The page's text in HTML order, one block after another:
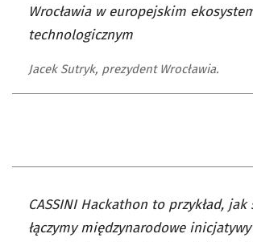
Wrocławia w europejskim
technologicznym
Jacek Sutryk, prezydent Wrocławia.
CASSINI Hackathon to przykład,
łączymy międzynarodowe